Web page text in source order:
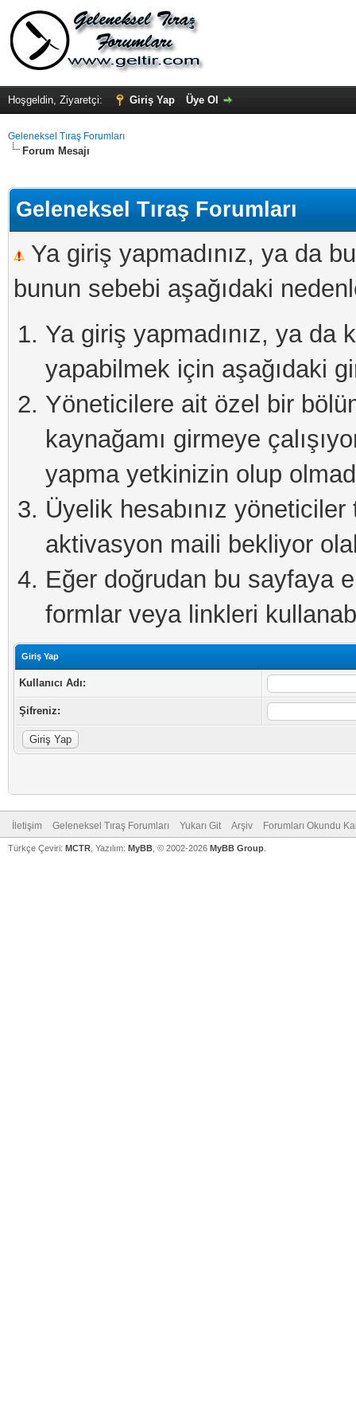
Hoşgeldin, Ziyaretçi: Giriş Yap Üye Ol
Geleneksel Tıraş Forumları
Forum Mesajı
Geleneksel Tıraş Forumları
Ya giriş yapmadınız, ya da
bunun sebebi aşağıdaki
Ya giriş yapmadınız, ya da
yapabilmek için aşağıdaki
Yöneticilere ait özel bir
kaynağamı girmeye
yapma yetkinizin olup
Üyelik hesabınız
aktivasyon maili bekliyor
Eğer doğrudan bu sayfaya
formlar veya linkleri
Giriş Yap
Kullanıcı Adı:
Şifreniz:
İletişim Geleneksel Tıraş Forumları Yukarı Git Arşiv Forumları Okundu
Türkçe Çeviri: MCTR , Yazılım: MyBB , © 2002-2026 MyBB Group